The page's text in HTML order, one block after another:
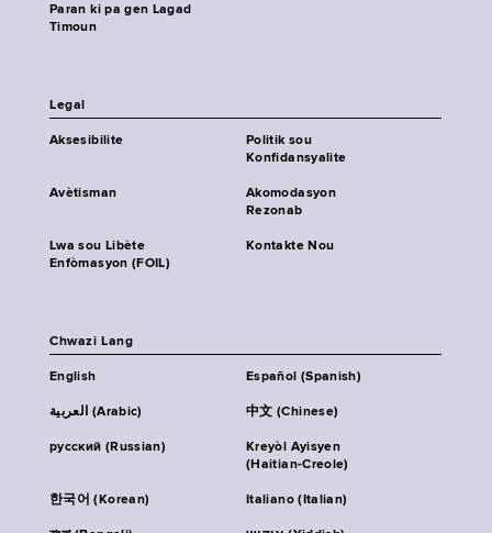
Paran ki pa gen Lagad
Timoun
Legal
Aksesibilite
Politik sou
Konfidansyalite
Avètisman
Akomodasyon
Rezonab
Lwa sou Libète
Enfòmasyon (FOIL)
Kontakte Nou
Chwazi Lang
English Español (Spanish)
العربية (Arabic) 中文 (Chinese)
русский (Russian)
Kreyòl Ayisyen
(Haitian-Creole)
한국어 (Korean) Italiano (Italian)